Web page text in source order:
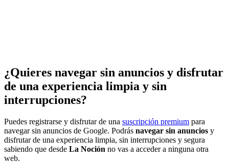
¿Quieres navegar sin anuncios y disfrutar
de una experiencia limpia y sin
interrupciones?
Puedes registrarse y disfrutar de una suscripción premium para
navegar sin anuncios de Google. Podrás navegar sin anuncios y
disfrutar de una experiencia limpia, sin interrupciones y segura
sabiendo que desde La Noción no vas a acceder a ninguna otra
web.